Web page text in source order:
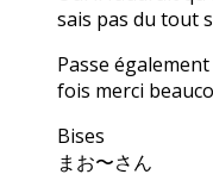
sais pas du tout
Passe
fois merci
Bises
まお〜さん